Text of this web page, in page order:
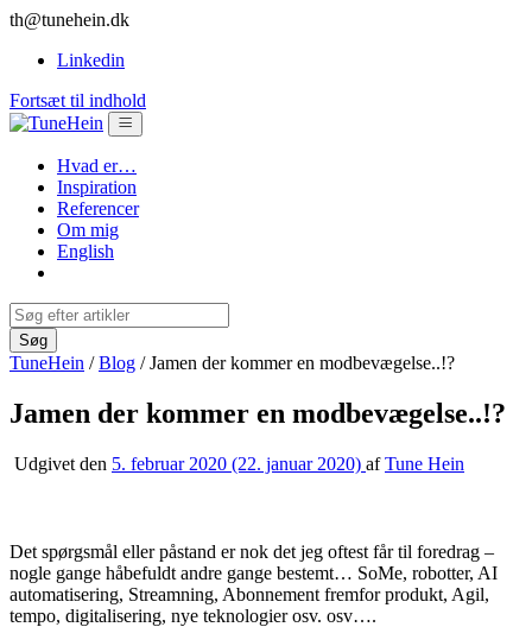
th@tunehein.dk
Linkedin
Fortsæt til indhold
Hvad er…
Inspiration
Referencer
Om mig
English
TuneHein /Blog /Jamen der kommer en modbevægelse..!?
Jamen der kommer en modbevægelse..!?
Udgivet den 5. februar 2020 (22. januar 2020) af Tune Hein
Det spørgsmål eller påstand er nok det jeg oftest får til foredrag –
nogle gange håbefuldt andre gange bestemt… SoMe, robotter, AI
automatisering, Streamning, Abonnement fremfor produkt, Agil,
tempo, digitalisering, nye teknologier osv. osv….